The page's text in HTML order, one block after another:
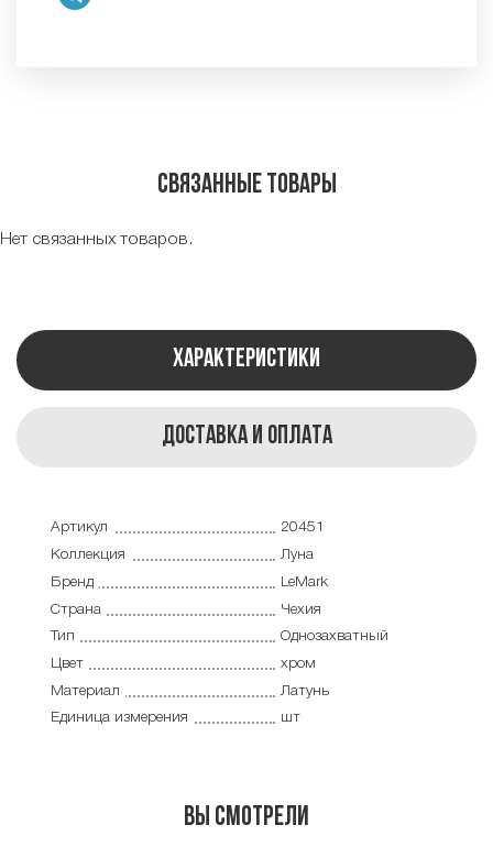
Связанные товары
Нет связанных товаров.
Характеристики
Доставка и оплата
Артикул
20451
Коллекция
Луна
Бренд
LeMark
Страна
Чехия
Тип
Однозахватный
Цвет
хром
Материал
Латунь
Единица измерения
шт
Вы смотрели